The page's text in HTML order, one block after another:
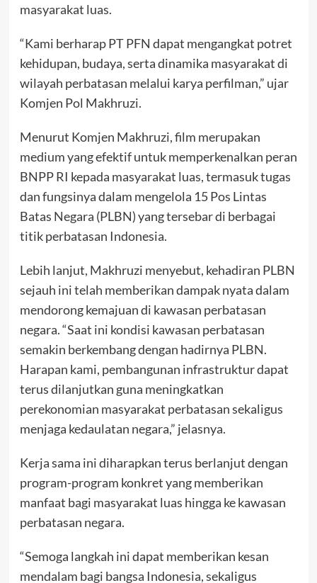
masyarakat luas.
“Kami berharap PT PFN dapat mengangkat potret
kehidupan, budaya, serta dinamika masyarakat di
wilayah perbatasan melalui karya perfilman,” ujar
Komjen Pol Makhruzi.
Menurut Komjen Makhruzi, film merupakan
medium yang efektif untuk memperkenalkan peran
BNPP RI kepada masyarakat luas, termasuk tugas
dan fungsinya dalam mengelola 15 Pos Lintas
Batas Negara (PLBN) yang tersebar di berbagai
titik perbatasan Indonesia.
Lebih lanjut, Makhruzi menyebut, kehadiran PLBN
sejauh ini telah memberikan dampak nyata dalam
mendorong kemajuan di kawasan perbatasan
negara. “Saat ini kondisi kawasan perbatasan
semakin berkembang dengan hadirnya PLBN.
Harapan kami, pembangunan infrastruktur dapat
terus dilanjutkan guna meningkatkan
perekonomian masyarakat perbatasan sekaligus
menjaga kedaulatan negara,” jelasnya.
Kerja sama ini diharapkan terus berlanjut dengan
program-program konkret yang memberikan
manfaat bagi masyarakat luas hingga ke kawasan
perbatasan negara.
“Semoga langkah ini dapat memberikan kesan
mendalam bagi bangsa Indonesia, sekaligus